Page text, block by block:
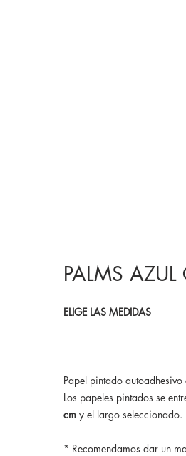
PALMS
ELIGE LAS MEDIDAS
Papel pintado
Los papeles pintados se
cm y el largo seleccionado.
* Recomendamos dar un